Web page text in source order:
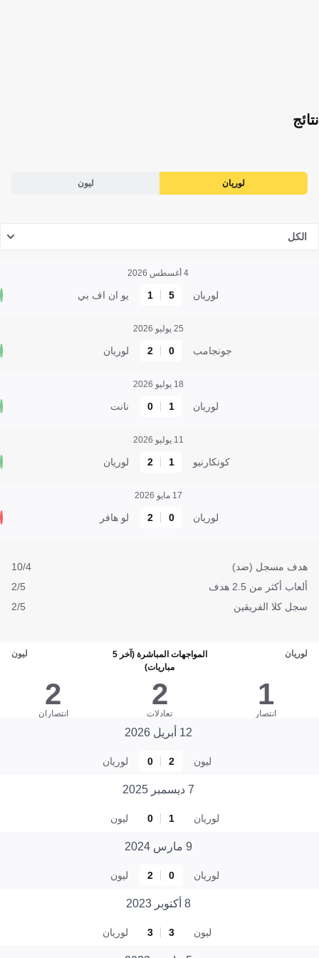
نتائج
لوريان ليون
الكل
4 أغسطس 2026
لوريان 5
1 يو ان اف بي
25 يوليو 2026
جونجامب 0
2 لوريان
18 يوليو 2026
لوريان 1
0 نانت
11 يوليو 2026
كونكارنيو 1
2 لوريان
17 مايو 2026
لوريان 0
2 لو هافر
هدف مسجل (ضد)
10/4
ألعاب أكثر من 2.5 هدف
2/5
سجل كلا الفريقين
2/5
لوريان
المواجهات المباشرة (آخر 5
مباريات)
ليون
1
انتصار
2
تعادلات
2
انتصاران
12 أبريل 2026
ليون 2
0 لوريان
7 ديسمبر 2025
لوريان 1
0 ليون
9 مارس 2024
لوريان 0
2 ليون
8 أكتوبر 2023
ليون 3
3 لوريان